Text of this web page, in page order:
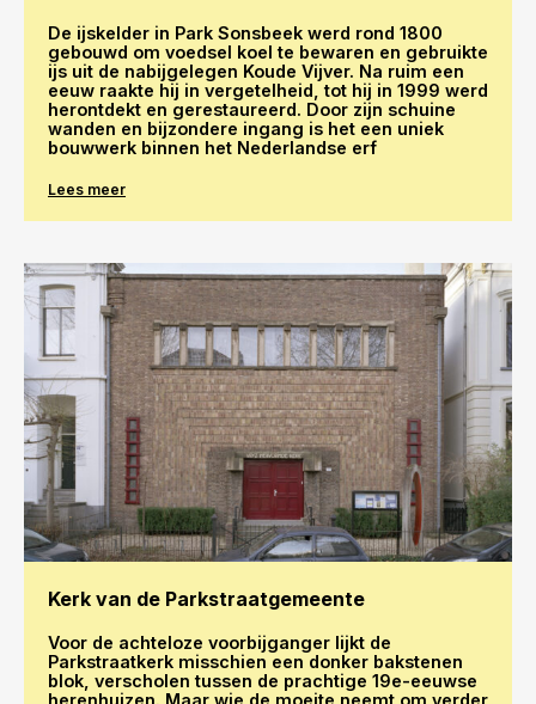
De ijskelder in Park Sonsbeek werd rond 1800
gebouwd om voedsel koel te bewaren en gebruikte
ijs uit de nabijgelegen Koude Vijver. Na ruim een
eeuw raakte hij in vergetelheid, tot hij in 1999 werd
herontdekt en gerestaureerd. Door zijn schuine
wanden en bijzondere ingang is het een uniek
bouwwerk binnen het Nederlandse erf
Lees meer
Kerk van de Parkstraatgemeente
Voor de achteloze voorbijganger lijkt de
Parkstraatkerk misschien een donker bakstenen
blok, verscholen tussen de prachtige 19e-eeuwse
herenhuizen. Maar wie de moeite neemt om verder